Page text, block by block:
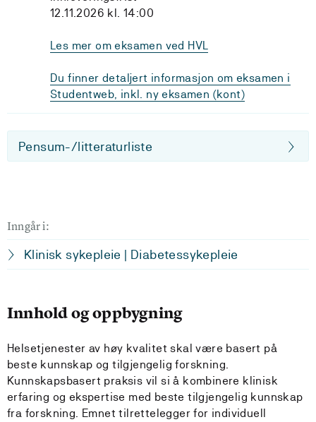
12.11.2026 kl. 14:00
Les mer om eksamen ved HVL
Du finner detaljert informasjon om eksamen i
Studentweb, inkl. ny eksamen (kont)
Pensum-/litteraturliste
Inngår i:
Klinisk sykepleie | Diabetessykepleie
Innhold og oppbygning
Helsetjenester av høy kvalitet skal være basert på
beste kunnskap og tilgjengelig forskning.
Kunnskapsbasert praksis vil si å kombinere klinisk
erfaring og ekspertise med beste tilgjengelig kunnskap
fra forskning. Emnet tilrettelegger for individuell